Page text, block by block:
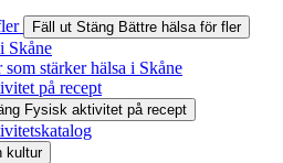
Fäll ut Stäng Bättre hälsa för fler
Skåne
som stärker hälsa i Skåne
på recept
Fysisk aktivitet på recept
kultur